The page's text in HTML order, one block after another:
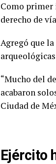
Como primer
derecho de
Agregó que
“Mucho del
acabaron
Ciudad de
Ejército